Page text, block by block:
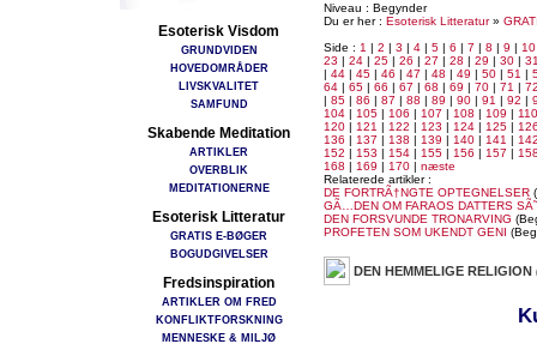
Esoterisk Visdom
GRUNDVIDEN
HOVEDOMRÅDER
LIVSKVALITET
SAMFUND
Skabende Meditation
ARTIKLER
OVERBLIK
MEDITATIONERNE
Esoterisk Litteratur
GRATIS E-BØGER
BOGUDGIVELSER
Fredsinspiration
ARTIKLER OM FRED
KONFLIKTFORSKNING
MENNESKE & MILJØ
Niveau : Begynder
Du er her : Esoterisk Litteratur»
Side : 1 | 2 | 3 | 4 | 5 | 6 | 7 | 8 | 9 | 10
23 | 24 | 25 | 26 | 27 | 28 | 29 | 30 |
| 44 | 45 | 46 | 47 | 48 | 49 | 50 | 51 |
64 | 65 | 66 | 67 | 68 | 69 | 70 | 71 |
| 85 | 86 | 87 | 88 | 89 | 90 | 91 | 92 |
104 | 105 | 106 | 107 | 108 | 109 | 110
120 | 121 | 122 | 123 | 124 | 125 |
136 | 137 | 138 | 139 | 140 | 141 |
152 | 153 | 154 | 155 | 156 | 157 |
168 | 169 | 170 | næste
Relaterede artikler :
DE FORTRÃ†NGTE OPTEGNELSER
GÃ…DEN OM FARAOS DATTERS
DEN FORSVUNDE TRONARVING
PROFETEN SOM UKENDT GENI
DEN HEMMELIGE RELIGION